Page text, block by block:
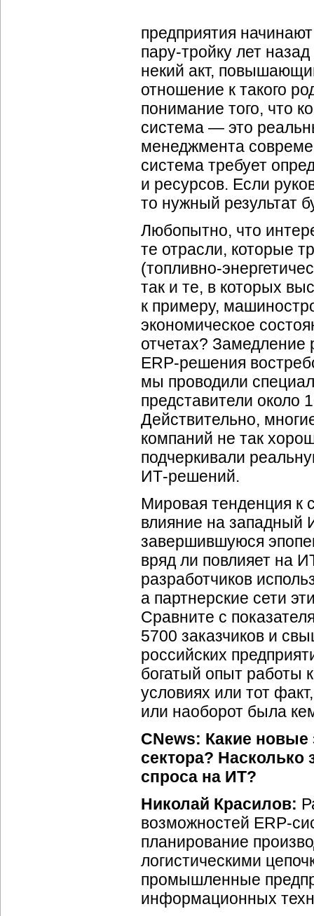
предприятия
пару-тройку лет
некий акт,
отношение к такого
понимание того, что
система — это
менеджмента
система требует
и ресурсов. Если
то нужный результат
Любопытно, что
те отрасли, которые
(топливно-
так и те, в которых
к примеру,
экономическое
отчетах? Замедление
ERP-решения
мы проводили
представители около
Действительно,
компаний не так
подчеркивали
ИТ-решений.
Мировая тенденция к
влияние на западный
завершившуюся
вряд ли повлияет на
разработчиков
а партнерские сети
Сравните с
5700 заказчиков и
российских
богатый опыт работы
условиях или тот
или наоборот была
CNews: Какие новые
сектора? Насколько
спроса на ИТ?
Николай Красилов:
возможностей ERP-
планирование
логистическими
промышленные
информационных